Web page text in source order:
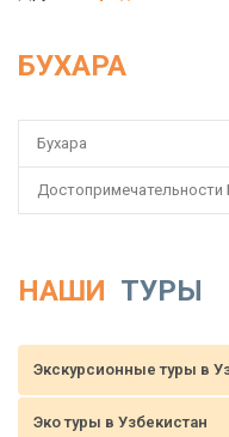
БУХАРА
Бухара
Достопримечательности
НАШИ ТУРЫ
Экскурсионные туры в
Эко туры в Узбекистан